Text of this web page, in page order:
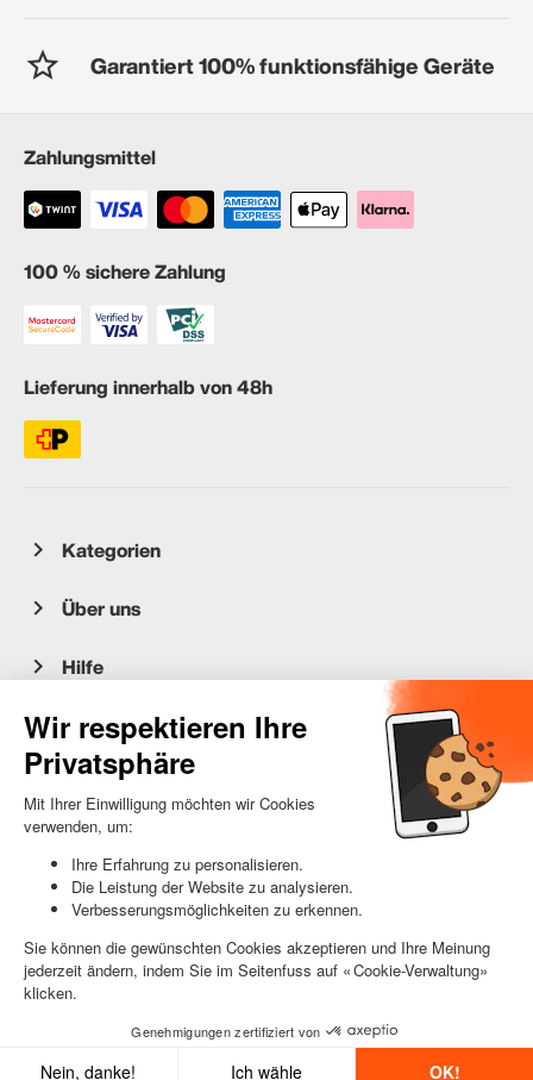
In den Warenkorb
Garantiert 100% funktionsfähige Geräte
Zahlungsmittel
100 % sichere Zahlung
Lieferung innerhalb von 48h
Kategorien
Über uns
Hilfe
Kundenservice
occasion.migros.mobile@recommerce.com
Montag-Freitag 08:00-17:00